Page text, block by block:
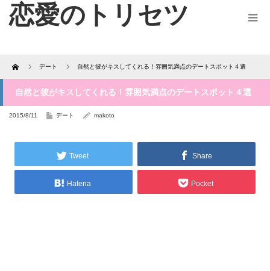
恋愛のトリセツ
Home デート 自然と彼がキスしてくれる！雰囲気満点のデートスポット４選
自然と彼がキスしてくれる！雰囲気満点のデートスポット４選
2015/8/11 デート makoto
Tweet Share
Hatena Pocket